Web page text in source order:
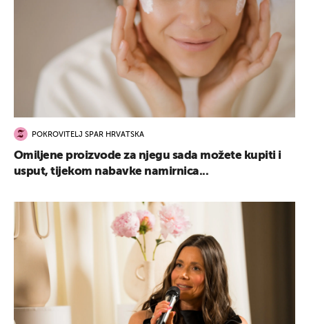
POKROVITELJ SPAR HRVATSKA
Omiljene proizvode za njegu sada možete kupiti i
usput, tijekom nabavke namirnica...
UKLJUČITE NOTIFIKACIJE